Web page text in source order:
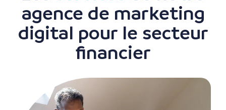
agence de marketing
digital pour le secteur
financier